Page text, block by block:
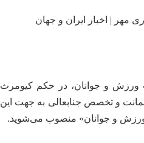
ورزش و جوانان، در حکم کیومرث
و تخصص جنابعالی به جهت این
ورزش و جوانان» منصوب می‌شوید.